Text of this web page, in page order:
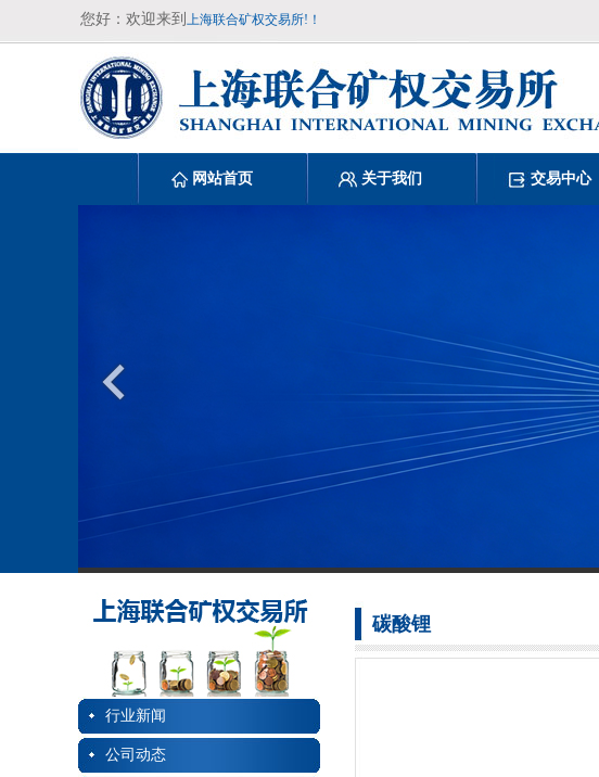
您好：欢迎来到 上海联合矿权交易所!！
网站首页 关于我们 交易中心
行业新闻
公司动态
碳酸锂